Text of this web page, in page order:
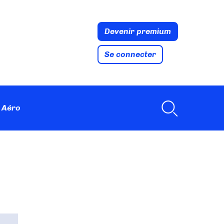
Devenir premium
Se connecter